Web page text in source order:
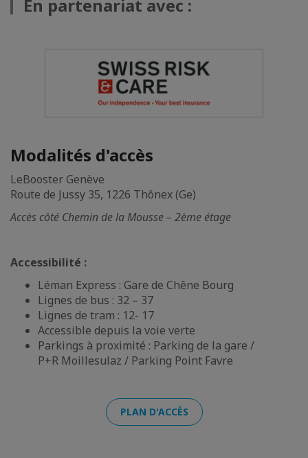
En partenariat avec :
Modalités d'accès
LeBooster Genève
Route de Jussy 35, 1226 Thônex (Ge)
Accès côté Chemin de la Mousse – 2ème étage
Accessibilité :
Léman Express : Gare de Chêne Bourg
Lignes de bus : 32 – 37
Lignes de tram : 12- 17
Accessible depuis la voie verte
Parkings à proximité : Parking de la gare /
P+R Moillesulaz / Parking Point Favre
PLAN D'ACCÈS